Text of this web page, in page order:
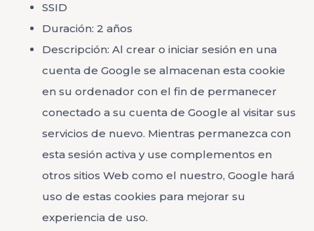
SSID
Duración: 2 años
Descripción: Al crear o iniciar sesión en una
cuenta de Google se almacenan esta cookie
en su ordenador con el fin de permanecer
conectado a su cuenta de Google al visitar sus
servicios de nuevo. Mientras permanezca con
esta sesión activa y use complementos en
otros sitios Web como el nuestro, Google hará
uso de estas cookies para mejorar su
experiencia de uso.